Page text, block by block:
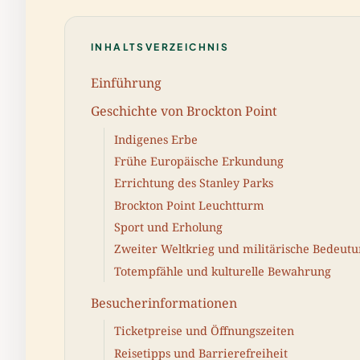
INHALTSVERZEICHNIS
Einführung
Geschichte von Brockton Point
Indigenes Erbe
Frühe Europäische Erkundung
Errichtung des Stanley Parks
Brockton Point Leuchtturm
Sport und Erholung
Zweiter Weltkrieg und militärische
Totempfähle und kulturelle Bewahrung
Besucherinformationen
Ticketpreise und Öffnungszeiten
Reisetipps und Barrierefreiheit